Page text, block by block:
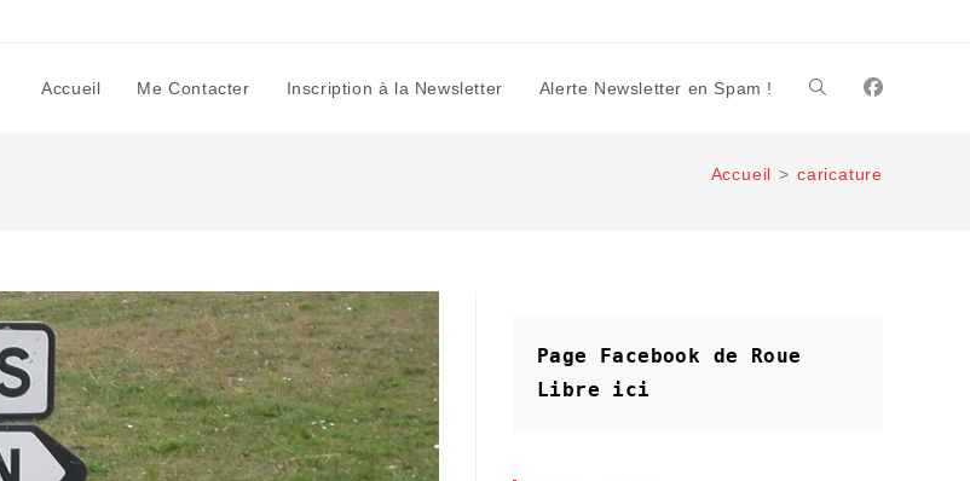
Accueil Me Contacter Inscription à la Newsletter Alerte Newsletter en Spam ! Toggle
website
Accueil > caricature
Page Facebook de Roue
Libre
ici